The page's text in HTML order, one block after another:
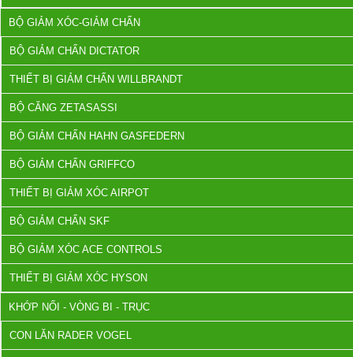
BỘ GIẢM XÓC-GIẢM CHẤN
BỘ GIẢM CHẤN DICTATOR
THIẾT BỊ GIẢM CHẤN WILLBRANDT
BỘ CĂNG ZETASASSI
BỘ GIẢM CHẤN HAHN GASFEDERN
BỘ GIẢM CHẤN GRIFFCO
THIẾT BỊ GIẢM XÓC AIRPOT
BỘ GIẢM CHẤN SKF
BỘ GIẢM XÓC ACE CONTROLS
THIẾT BỊ GIẢM XÓC HYSON
KHỚP NỐI - VÒNG BI - TRỤC
CON LĂN RADER VOGEL